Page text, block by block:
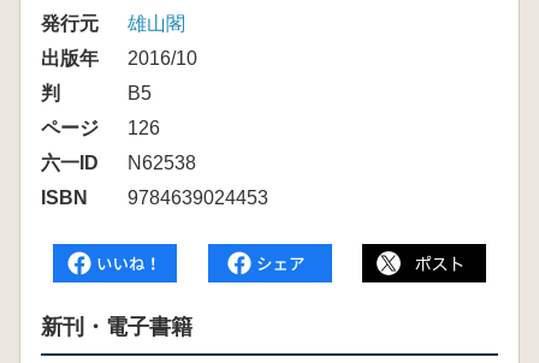
発行元
雄山閣
出版年
2016/10
判
B5
ページ
126
六一ID
N62538
ISBN
9784639024453
新刊・電子書籍